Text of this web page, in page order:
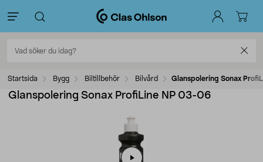
Startsida Bygg Biltillbehör Bilvård Glanspolering Sonax
Glanspolering Sonax ProfiLine NP 03-06